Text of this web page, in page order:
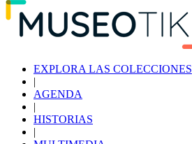
EXPLORA LAS COLECCIONES
|
AGENDA
|
HISTORIAS
|